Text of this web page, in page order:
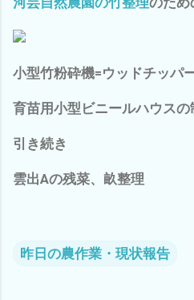
小型竹粉砕機=ウッドチッパ
育苗用小型ビニールハウスの
引き続き
雲出Aの残菜、畝整理
昨日の農作業・現状報告